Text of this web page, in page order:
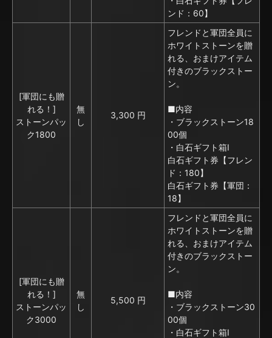
ンド：60】
[軍団にも贈
れる！]
ストーンパッ
ク1800
無
し
3,300 円
フレンドと軍団全員に
ホワイトストーンを贈
れる、おまけアイテム
付きのブラックストー
ン。
■内容
・ブラックストーン18
00個
・白石ギフト箱I
白石ギフト券【フレン
ド：180】
白石ギフト券【軍団：
18】
[軍団にも贈
れる！]
ストーンパッ
ク3000
無
し
5,500 円
フレンドと軍団全員に
ホワイトストーンを贈
れる、おまけアイテム
付きのブラックストー
ン。
■内容
・ブラックストーン30
00個
・白石ギフト箱I